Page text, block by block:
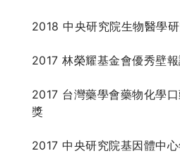
2018 中央研究院生物醫學
2017 林榮耀基金會優秀壁
2017 台灣藥學會藥物化學
獎
2017 中央研究院基因體中